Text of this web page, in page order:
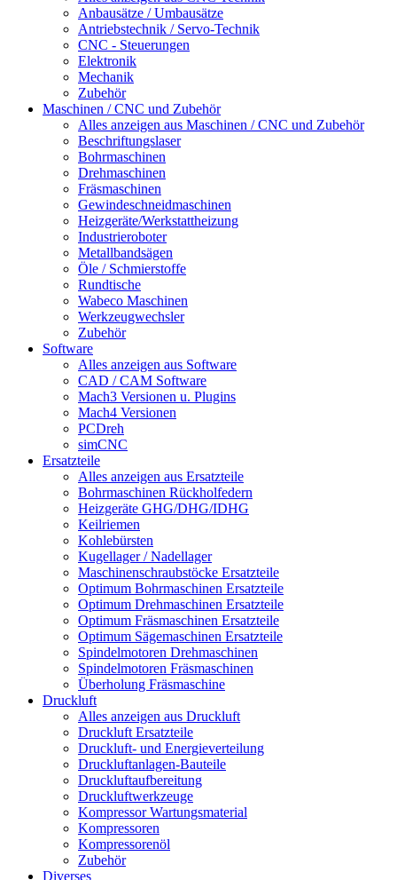
Anbausätze / Umbausätze
Antriebstechnik / Servo-Technik
CNC - Steuerungen
Elektronik
Mechanik
Zubehör
Maschinen / CNC und Zubehör
Alles anzeigen aus Maschinen / CNC und Zubehör
Beschriftungslaser
Bohrmaschinen
Drehmaschinen
Fräsmaschinen
Gewindeschneidmaschinen
Heizgeräte/Werkstattheizung
Industrieroboter
Metallbandsägen
Öle / Schmierstoffe
Rundtische
Wabeco Maschinen
Werkzeugwechsler
Zubehör
Software
Alles anzeigen aus Software
CAD / CAM Software
Mach3 Versionen u. Plugins
Mach4 Versionen
PCDreh
simCNC
Ersatzteile
Alles anzeigen aus Ersatzteile
Bohrmaschinen Rückholfedern
Heizgeräte GHG/DHG/IDHG
Keilriemen
Kohlebürsten
Kugellager / Nadellager
Maschinenschraubstöcke Ersatzteile
Optimum Bohrmaschinen Ersatzteile
Optimum Drehmaschinen Ersatzteile
Optimum Fräsmaschinen Ersatzteile
Optimum Sägemaschinen Ersatzteile
Spindelmotoren Drehmaschinen
Spindelmotoren Fräsmaschinen
Überholung Fräsmaschine
Druckluft
Alles anzeigen aus Druckluft
Druckluft Ersatzteile
Druckluft- und Energieverteilung
Druckluftanlagen-Bauteile
Druckluftaufbereitung
Druckluftwerkzeuge
Kompressor Wartungsmaterial
Kompressoren
Kompressorenöl
Zubehör
Diverses